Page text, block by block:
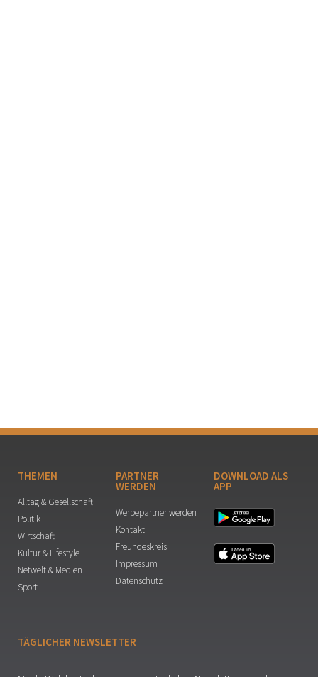
THEMEN
Alltag & Gesellschaft
Politik
Wirtschaft
Kultur & Lifestyle
Netwelt & Medien
Sport
PARTNER
WERDEN
Werbepartner werden
Kontakt
Freundeskreis
Impressum
Datenschutz
DOWNLOAD ALS
APP
TÄGLICHER NEWSLETTER